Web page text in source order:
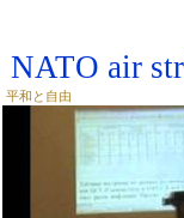
NATO air
平和と自由